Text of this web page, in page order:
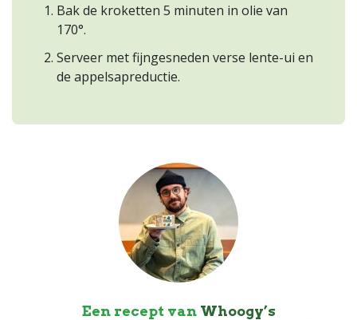
Bak de kroketten 5 minuten in olie van
170°.
Serveer met fijngesneden verse lente-ui en
de appelsapreductie.
Een recept van Whoogy’s